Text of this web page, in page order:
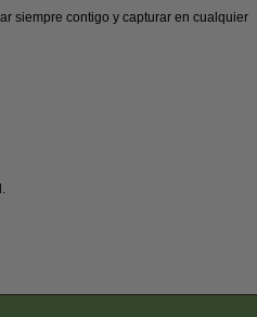
siempre contigo y capturar en cualquier